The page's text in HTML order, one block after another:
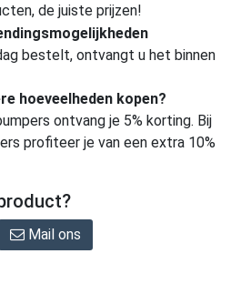
de juiste prijzen!
bestelt, ontvangt u het binnen
hoeveelheden kopen?
ontvang je 5% korting. Bij
profiteer je van een extra 10%
Mail ons